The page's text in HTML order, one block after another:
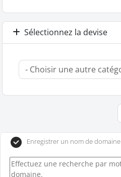
Sélectionnez la devise
Enregistrer un nom de domaine